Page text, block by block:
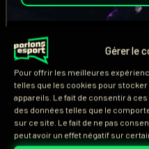
Gérer le
Pour offrir les meilleures
telles que les cookies pour
appareils. Le fait de consentir à
des données telles que le
sur ce site. Le fait de ne pas
peut avoir un effet négatif sur
Nass
pour
Ce dimanche 21 juin,
l’Open RLCS 1v1